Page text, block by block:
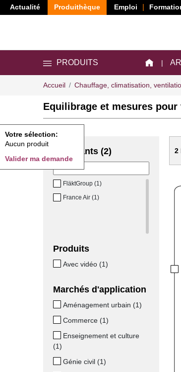
Actualité Produithèque Emploi
PRODUITS
Accueil Chauffage, climatisation,
Votre sélection:
Aucun produit
Valider ma demande
Equilibrage et mesures
Fabricants (2)
FläktGroup (1)
France Air (1)
Produits
Avec vidéo (1)
Marchés d'application
Aménagement urbain (1)
Commerce (1)
Enseignement et culture
(1)
Génie civil (1)
2